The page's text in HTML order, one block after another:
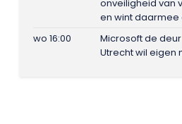
onveiligheid van
en wint daarmee
wo 16:00
Microsoft de
Utrecht wil eigen